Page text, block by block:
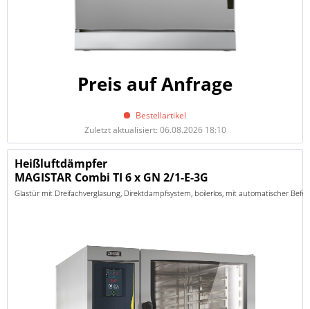
Preis auf Anfrage
Bestellartikel
Zuletzt aktualisiert: 06.08.2026 18:10
Heißluftdämpfer
MAGISTAR Combi TI 6 x GN 2/1-E-3G
Glastür mit Dreifachverglasung, Direktdampfsystem, boilerlos, mit automatischer